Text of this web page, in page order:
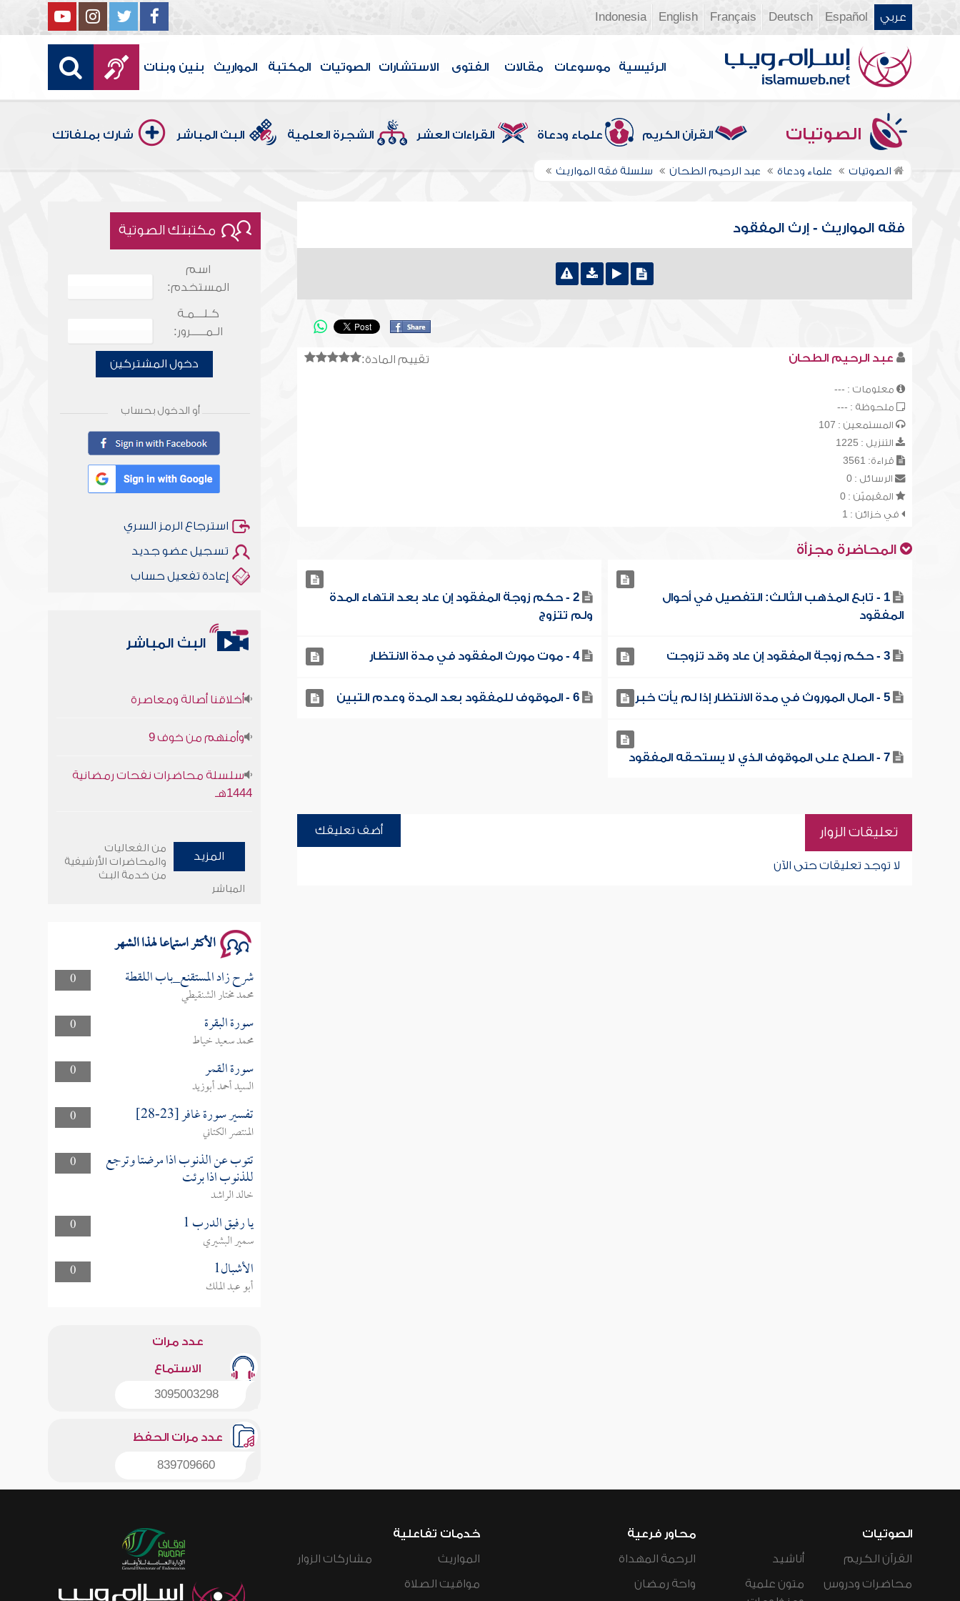
عربي Español
Deutsch
Français
English
Indonesia
الرئيسية موسوعات مقالات الفتوى الاستشارات الصوتيات المكتبة المواريث بنين وبنات
الصوتيات القرآن الكريم علماء ودعاة القراءات العشر الشجرة العلمية البث المباشر شارك بملفاتك
الصوتيات علماء ودعاة عبد الرحيم الطحان سلسلة فقه المواريث
فقه المواريث - إرث المفقود
تقييم المادة: عبد الرحيم الطحان
معلومات : ---
ملحوظة : ---
المستمعين : 107
التنزيل : 1225
قراءة: 3561
الرسائل : 0
المقيميّن : 0
في خزائن : 1
المحاضرة مجزأة
1 - تابع المذهب الثالث: التفصيل في أحوال
المفقود
2 - حكم زوجة المفقود إن عاد بعد انتهاء المدة
ولم تتزوج
3 - حكم زوجة المفقود إن عاد وقد تزوجت 4 - موت مورث المفقود في مدة الانتظار
5 - المال الموروث في مدة الانتظار إذا لم يأت خبر 6 - الموقوف للمفقود بعد المدة وعدم التبين
7 - الصلح على الموقوف الذي لا يستحقه المفقود
تعليقات الزوار أضف تعليقك
لا توجد تعليقات حتى الآن
مكتبتك الصوتية
اسم
المستخدم:
كـلـــمـة
الـمـــــرور:
دخول المشتركين
أو الدخول بحساب
استرجاع الرمز السري
تسجيل عضو جديد
إعادة تفعيل حساب
البث المباشر
1444هـ
وأمنهم من خوف 9
سلسلة محاضرات نفحات رمضانية
المزيد
من الفعاليات
والمحاضرات الأرشيفية
من خدمة البث
المباشر
الأكثر استماعا لهذا الشهر
0 شرح زاد المستقنع_باب اللقطة
محمد مختار الشنقيطي
0
سورة البقرة
محمد سعيد خياط
0
سورة القمر
السيد أحمد أبوزيد
0
تفسير سورة غافر [23-28]
المنتصر الكتاني
0
تتوب عن الذنوب اذا مرضتا وترجع
للذنوب اذا برئت
خالد الراشد
0
يا رفيق الدرب 1
سمير البشيري
0
الأشبال1
أبو عبد الملك
عدد مرات
الاستماع
3095003298
عدد مرات الحفظ
839709660
الصوتيات
القرآن الكريم
محاضرات ودروس
أناشيد
متون علمية
محاور فرعية
الرحمة المهداة
واحة رمضان
خدمات تفاعلية
المواريث
مواقيت الصلاة
مشاركات الزوار